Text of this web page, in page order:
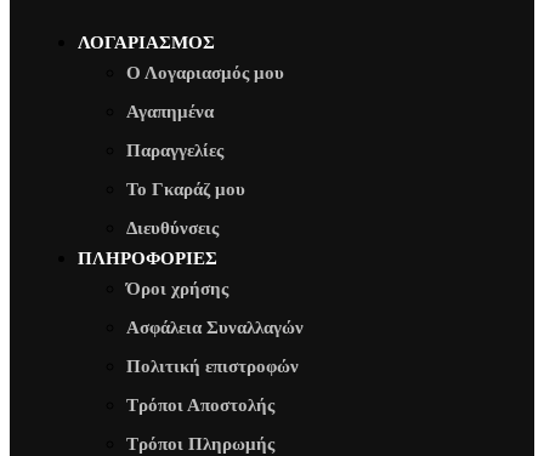
ΛΟΓΑΡΙΑΣΜΟΣ
Ο Λογαριασμός μου
Αγαπημένα
Παραγγελίες
Το Γκαράζ μου
Διευθύνσεις
ΠΛΗΡΟΦΟΡΙΕΣ
Όροι χρήσης
Ασφάλεια Συναλλαγών
Πολιτική επιστροφών
Τρόποι Αποστολής
Τρόποι Πληρωμής